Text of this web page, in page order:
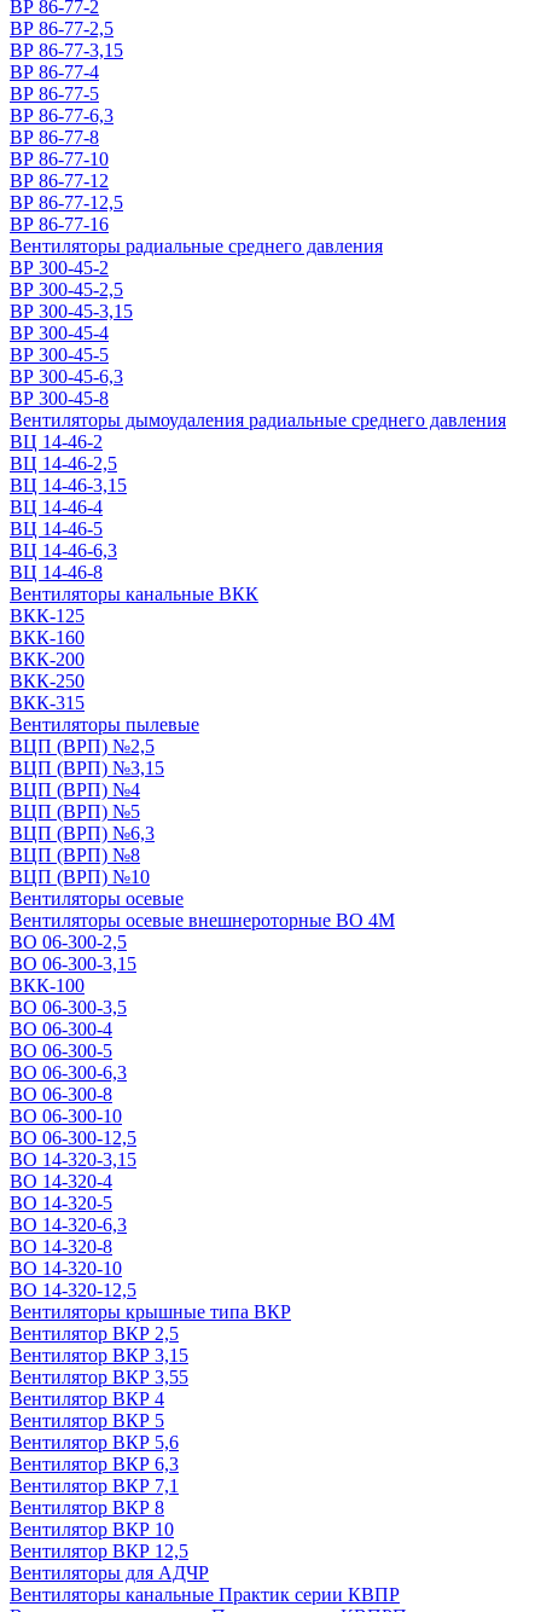
ВР 86-77-2
ВР 86-77-2,5
ВР 86-77-3,15
ВР 86-77-4
ВР 86-77-5
ВР 86-77-6,3
ВР 86-77-8
ВР 86-77-10
ВР 86-77-12
ВР 86-77-12,5
ВР 86-77-16
Вентиляторы радиальные среднего давления
ВР 300-45-2
ВР 300-45-2,5
ВР 300-45-3,15
ВР 300-45-4
ВР 300-45-5
ВР 300-45-6,3
ВР 300-45-8
Вентиляторы дымоудаления радиальные среднего давления
ВЦ 14-46-2
ВЦ 14-46-2,5
ВЦ 14-46-3,15
ВЦ 14-46-4
ВЦ 14-46-5
ВЦ 14-46-6,3
ВЦ 14-46-8
Вентиляторы канальные ВКК
ВКК-125
ВКК-160
ВКК-200
ВКК-250
ВКК-315
Вентиляторы пылевые
ВЦП (ВРП) №2,5
ВЦП (ВРП) №3,15
ВЦП (ВРП) №4
ВЦП (ВРП) №5
ВЦП (ВРП) №6,3
ВЦП (ВРП) №8
ВЦП (ВРП) №10
Вентиляторы осевые
Вентиляторы осевые внешнероторные ВО 4М
ВО 06-300-2,5
ВО 06-300-3,15
ВКК-100
ВО 06-300-3,5
ВО 06-300-4
ВО 06-300-5
ВО 06-300-6,3
ВО 06-300-8
ВО 06-300-10
ВО 06-300-12,5
ВО 14-320-3,15
ВО 14-320-4
ВО 14-320-5
ВО 14-320-6,3
ВО 14-320-8
ВО 14-320-10
ВО 14-320-12,5
Вентиляторы крышные типа ВКР
Вентилятор ВКР 2,5
Вентилятор ВКР 3,15
Вентилятор ВКР 3,55
Вентилятор ВКР 4
Вентилятор ВКР 5
Вентилятор ВКР 5,6
Вентилятор ВКР 6,3
Вентилятор ВКР 7,1
Вентилятор ВКР 8
Вентилятор ВКР 10
Вентилятор ВКР 12,5
Вентиляторы для АДЧР
Вентиляторы канальные Практик серии КВПР